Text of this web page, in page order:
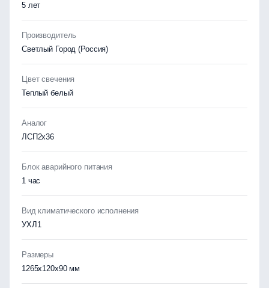
5 лет
Производитель
Светлый Город (Россия)
Цвет свечения
Теплый белый
Аналог
ЛСП2х36
Блок аварийного питания
1 час
Вид климатического исполнения
УХЛ1
Размеры
1265x120x90 мм